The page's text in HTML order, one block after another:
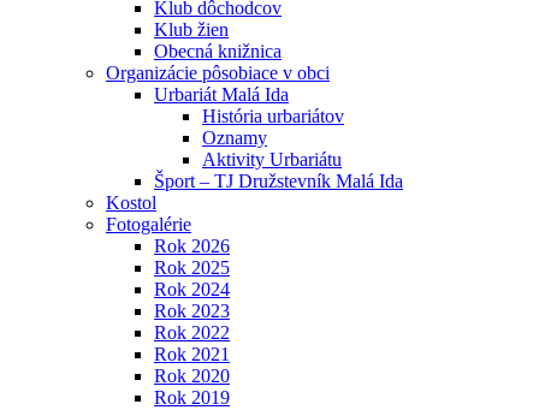
Klub dôchodcov
Klub žien
Obecná knižnica
Organizácie pôsobiace v obci
Urbariát Malá Ida
História urbariátov
Oznamy
Aktivity Urbariátu
Šport – TJ Družstevník Malá Ida
Kostol
Fotogalérie
Rok 2026
Rok 2025
Rok 2024
Rok 2023
Rok 2022
Rok 2021
Rok 2020
Rok 2019